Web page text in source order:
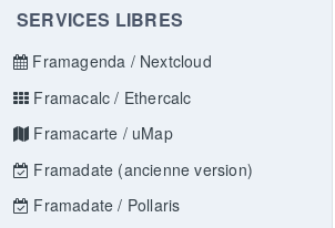
SERVICES LIBRES
Framagenda / Nextcloud
Framacalc / Ethercalc
Framacarte / uMap
Framadate (ancienne version)
Framadate / Pollaris